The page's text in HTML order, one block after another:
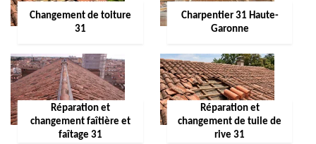
Changement de toiture
31
Charpentier 31 Haute-
Garonne
Réparation et
changement faîtière et
faîtage 31
Réparation et
changement de tuile de
rive 31